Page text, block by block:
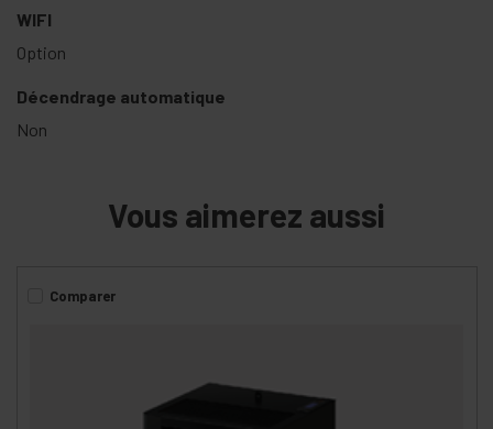
WIFI
Option
Décendrage automatique
Non
Vous aimerez aussi
Comparer